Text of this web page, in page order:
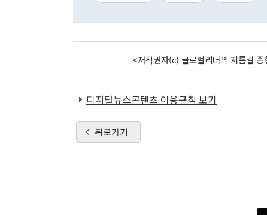
<저작권자(c) 글로벌리더의 지름길
디지털뉴스콘텐츠 이용규칙 보기
뒤로가기